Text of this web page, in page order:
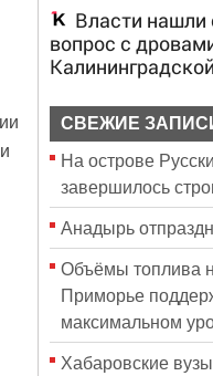
Власти нашли
вопрос с
СВЕЖИЕ
На острове
завершилось
Анадырь
Объёмы топлива
Приморье
максимальном
Хабаровские